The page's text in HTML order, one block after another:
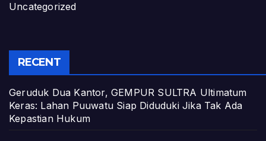
Uncategorized
RECENT
Geruduk Dua Kantor, GEMPUR SULTRA Ultimatum
Keras: Lahan Puuwatu Siap Diduduki Jika Tak Ada
Kepastian Hukum